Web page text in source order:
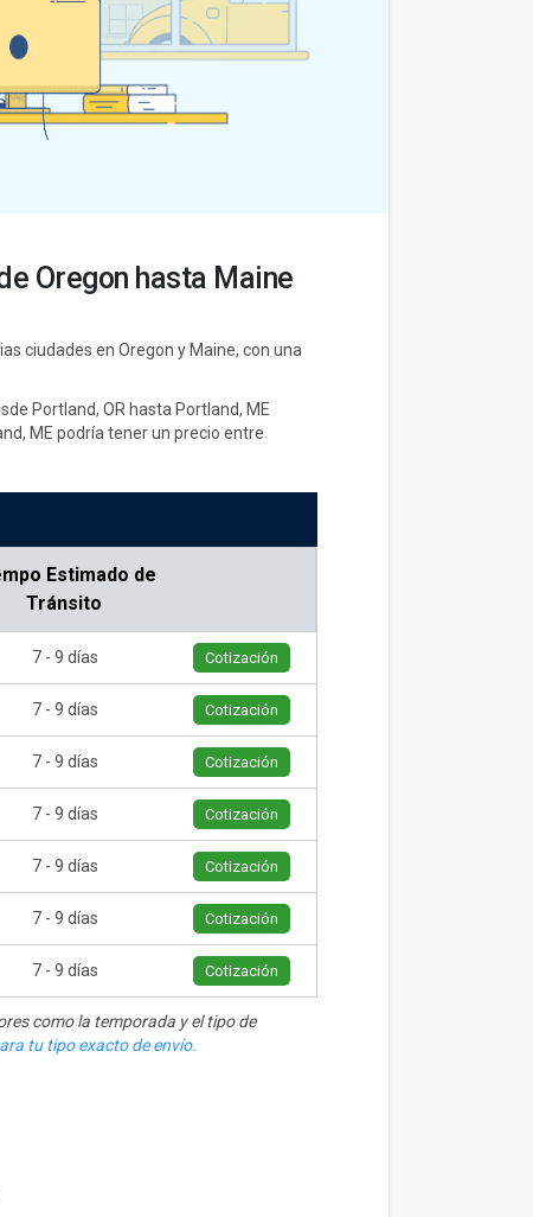
Oregon hasta Maine
ciudades en Oregon y Maine, con una
Portland, OR hasta Portland, ME
ME podría tener un precio entre
Estimado de
Tránsito
7 - 9 días Cotización
7 - 9 días Cotización
7 - 9 días Cotización
7 - 9 días Cotización
7 - 9 días Cotización
7 - 9 días Cotización
7 - 9 días Cotización
como la temporada y el tipo de
tu tipo exacto de envío.